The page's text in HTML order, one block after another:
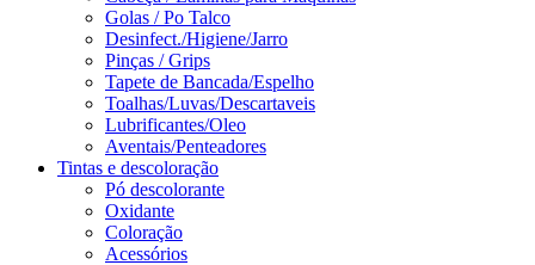
Golas / Po Talco
Desinfect./Higiene/Jarro
Pinças / Grips
Tapete de Bancada/Espelho
Toalhas/Luvas/Descartaveis
Lubrificantes/Oleo
Aventais/Penteadores
Tintas e descoloração
Pó descolorante
Oxidante
Coloração
Acessórios